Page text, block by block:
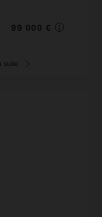
99 000 €
suite